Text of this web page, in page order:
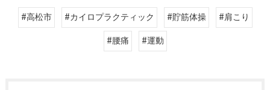
#高松市 #カイロプラクティック #貯筋体操
#肩こり
#腰痛
#運動